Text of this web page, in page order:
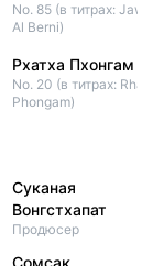
No. 85 (в титрах: Jawed
Al Berni)
Рхатха Пхонгам
No. 20 (в титрах: Rhatha
Phongam)
Суканая
Вонгстхапат
Продюсер
Сомсак